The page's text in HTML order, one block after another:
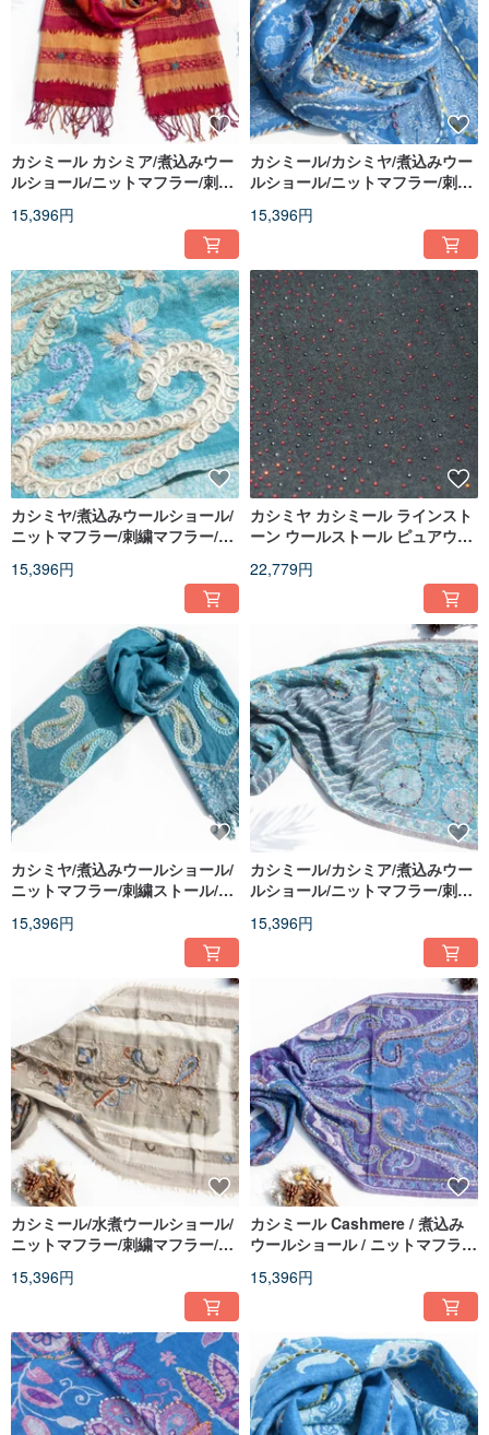
カシミール カシミア/煮込みウー
ルショール/ニットマフラー/刺繍
15,396円
カシミール/カシミヤ/煮込みウー
ルショール/ニットマフラー/刺繍
15,396円
カシミヤ/煮込みウールショール/
ニットマフラー/刺繍マフラー/カ
15,396円
カシミヤ カシミール ラインスト
ーン ウールストール ピュアウー
空
22,779円
カシミヤ/煮込みウールショール/
ニットマフラー/刺繍ストール/カ
15,396円
カシミール/カシミア/煮込みウー
ルショール/ニットマフラー/刺繍
15,396円
カシミール/水煮ウールショール/
ニットマフラー/刺繍マフラー/カ
15,396円
カシミール Cashmere / 煮込み
ウールショール / ニットマフラー
ル - 花
15,396円